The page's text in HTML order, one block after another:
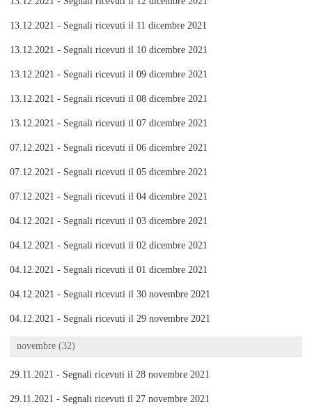
13.12.2021 - Segnali ricevuti il 11 dicembre 2021
13.12.2021 - Segnali ricevuti il 10 dicembre 2021
13.12.2021 - Segnali ricevuti il 09 dicembre 2021
13.12.2021 - Segnali ricevuti il 08 dicembre 2021
13.12.2021 - Segnali ricevuti il 07 dicembre 2021
07.12.2021 - Segnali ricevuti il 06 dicembre 2021
07.12.2021 - Segnali ricevuti il 05 dicembre 2021
07.12.2021 - Segnali ricevuti il 04 dicembre 2021
04.12.2021 - Segnali ricevuti il 03 dicembre 2021
04.12.2021 - Segnali ricevuti il 02 dicembre 2021
04.12.2021 - Segnali ricevuti il 01 dicembre 2021
04.12.2021 - Segnali ricevuti il 30 novembre 2021
04.12.2021 - Segnali ricevuti il 29 novembre 2021
novembre (32)
29.11.2021 - Segnali ricevuti il 28 novembre 2021
29.11.2021 - Segnali ricevuti il 27 novembre 2021